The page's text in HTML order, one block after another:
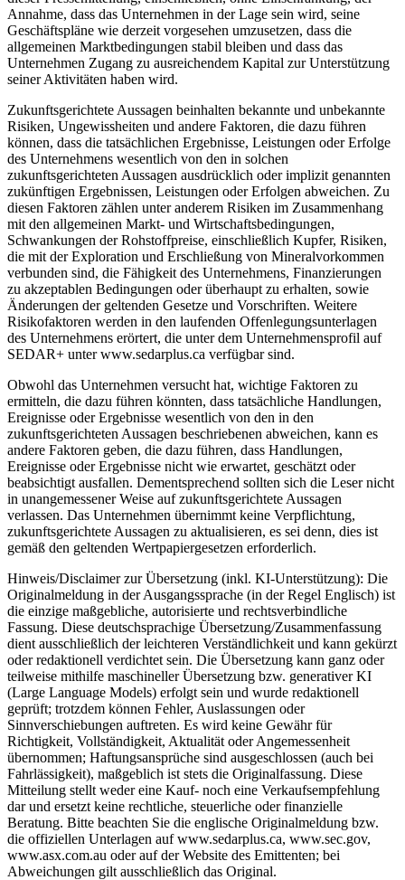
Annahme, dass das Unternehmen in der Lage sein wird, seine
Geschäftspläne wie derzeit vorgesehen umzusetzen, dass die
allgemeinen Marktbedingungen stabil bleiben und dass das
Unternehmen Zugang zu ausreichendem Kapital zur Unterstützung
seiner Aktivitäten haben wird.
Zukunftsgerichtete Aussagen beinhalten bekannte und unbekannte
Risiken, Ungewissheiten und andere Faktoren, die dazu führen
können, dass die tatsächlichen Ergebnisse, Leistungen oder Erfolge
des Unternehmens wesentlich von den in solchen
zukunftsgerichteten Aussagen ausdrücklich oder implizit genannten
zukünftigen Ergebnissen, Leistungen oder Erfolgen abweichen. Zu
diesen Faktoren zählen unter anderem Risiken im Zusammenhang
mit den allgemeinen Markt- und Wirtschaftsbedingungen,
Schwankungen der Rohstoffpreise, einschließlich Kupfer, Risiken,
die mit der Exploration und Erschließung von Mineralvorkommen
verbunden sind, die Fähigkeit des Unternehmens, Finanzierungen
zu akzeptablen Bedingungen oder überhaupt zu erhalten, sowie
Änderungen der geltenden Gesetze und Vorschriften. Weitere
Risikofaktoren werden in den laufenden Offenlegungsunterlagen
des Unternehmens erörtert, die unter dem Unternehmensprofil auf
SEDAR+ unter www.sedarplus.ca verfügbar sind.
Obwohl das Unternehmen versucht hat, wichtige Faktoren zu
ermitteln, die dazu führen könnten, dass tatsächliche Handlungen,
Ereignisse oder Ergebnisse wesentlich von den in den
zukunftsgerichteten Aussagen beschriebenen abweichen, kann es
andere Faktoren geben, die dazu führen, dass Handlungen,
Ereignisse oder Ergebnisse nicht wie erwartet, geschätzt oder
beabsichtigt ausfallen. Dementsprechend sollten sich die Leser nicht
in unangemessener Weise auf zukunftsgerichtete Aussagen
verlassen. Das Unternehmen übernimmt keine Verpflichtung,
zukunftsgerichtete Aussagen zu aktualisieren, es sei denn, dies ist
gemäß den geltenden Wertpapiergesetzen erforderlich.
Hinweis/Disclaimer zur Übersetzung (inkl. KI-Unterstützung): Die
Originalmeldung in der Ausgangssprache (in der Regel Englisch) ist
die einzige maßgebliche, autorisierte und rechtsverbindliche
Fassung. Diese deutschsprachige Übersetzung/Zusammenfassung
dient ausschließlich der leichteren Verständlichkeit und kann gekürzt
oder redaktionell verdichtet sein. Die Übersetzung kann ganz oder
teilweise mithilfe maschineller Übersetzung bzw. generativer KI
(Large Language Models) erfolgt sein und wurde redaktionell
geprüft; trotzdem können Fehler, Auslassungen oder
Sinnverschiebungen auftreten. Es wird keine Gewähr für
Richtigkeit, Vollständigkeit, Aktualität oder Angemessenheit
übernommen; Haftungsansprüche sind ausgeschlossen (auch bei
Fahrlässigkeit), maßgeblich ist stets die Originalfassung. Diese
Mitteilung stellt weder eine Kauf- noch eine Verkaufsempfehlung
dar und ersetzt keine rechtliche, steuerliche oder finanzielle
Beratung. Bitte beachten Sie die englische Originalmeldung bzw.
die offiziellen Unterlagen auf www.sedarplus.ca, www.sec.gov,
www.asx.com.au oder auf der Website des Emittenten; bei
Abweichungen gilt ausschließlich das Original.